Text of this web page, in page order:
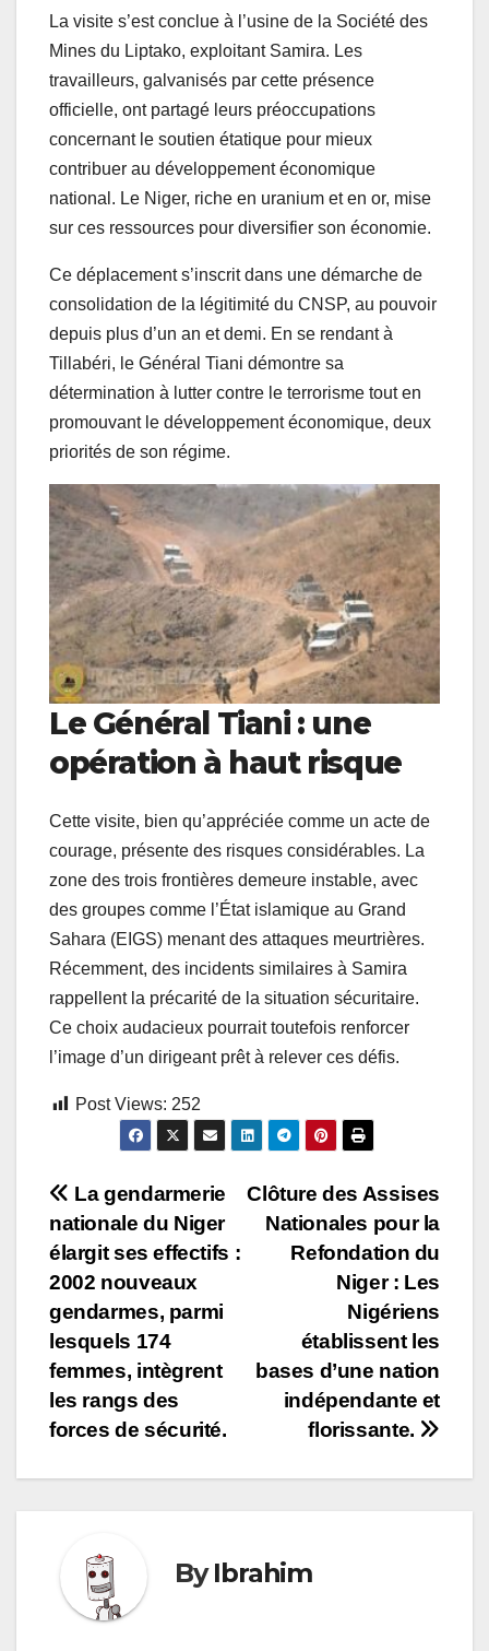
La visite s’est conclue à l’usine de la Société des
Mines du Liptako, exploitant Samira. Les
travailleurs, galvanisés par cette présence
officielle, ont partagé leurs préoccupations
concernant le soutien étatique pour mieux
contribuer au développement économique
national. Le Niger, riche en uranium et en or, mise
sur ces ressources pour diversifier son économie.
Ce déplacement s’inscrit dans une démarche de
consolidation de la légitimité du CNSP, au pouvoir
depuis plus d’un an et demi. En se rendant à
Tillabéri, le Général Tiani démontre sa
détermination à lutter contre le terrorisme tout en
promouvant le développement économique, deux
priorités de son régime.
Le Général Tiani : une
opération à haut risque
Cette visite, bien qu’appréciée comme un acte de
courage, présente des risques considérables. La
zone des trois frontières demeure instable, avec
des groupes comme l’État islamique au Grand
Sahara (EIGS) menant des attaques meurtrières.
Récemment, des incidents similaires à Samira
rappellent la précarité de la situation sécuritaire.
Ce choix audacieux pourrait toutefois renforcer
l’image d’un dirigeant prêt à relever ces défis.
Post Views: 252
Navigation
de
l’article
Clôture des Assises
Nationales pour la
Refondation du
Niger : Les
Nigériens
établissent les
bases d’une nation
indépendante et
florissante.
La gendarmerie
nationale du Niger
élargit ses effectifs :
2002 nouveaux
gendarmes, parmi
lesquels 174
femmes, intègrent
les rangs des
forces de sécurité.
ByIbrahim